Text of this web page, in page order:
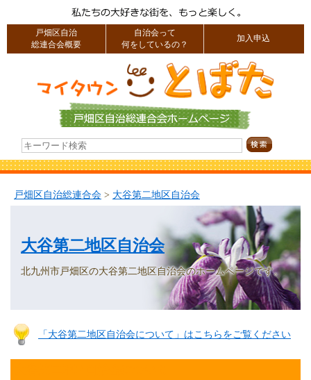
戸畑区自治
総連合会概要
自治会って
何をしているの？
加入申込
戸畑区自治総連合会 > 大谷第二地区自治会
大谷第二地区自治会
北九州市戸畑区の大谷第二地区自治会のホームページです。
「大谷第二地区自治会について」はこちらをご覧ください